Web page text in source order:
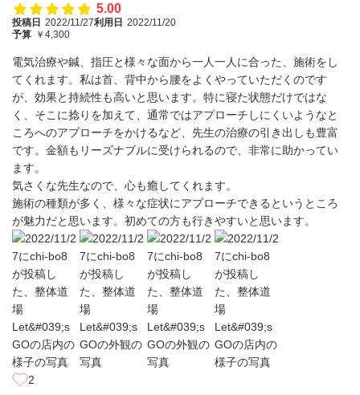
5.00
投稿日 2022/11/27利用日 2022/11/20
予算 ￥4,300
電気治療や鍼、指圧と様々な面から一人一人に合った、施術をし
てくれます。私は首、背中から腰をよくやっていただくのです
が、効果と持続性も高いと思います。特に寝た状態だけではな
く、そこに捻りを加えて、通常ではアプローチしにくいようなと
ころへのアプローチをかけるなど、先生の治療の引き出しも豊富
です。金額もリーズナブルに受けられるので、非常に助かってい
ます。
気さくな先生なので、心も癒してくれます。
施術の種類が多く、様々な症状にアプローチできるというところ
が魅力だと思います。初めての方も行きやすいと思います。
2